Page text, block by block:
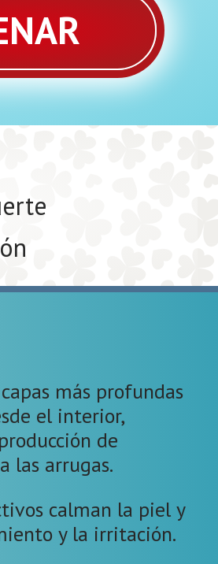
más profundas
el interior,
de
las arrugas.
calman la piel y
y la irritación.